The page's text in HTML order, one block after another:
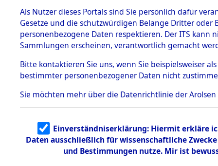
mente
5. Verschiedenes
5.3
Todesmärsche
5.3.1 Alliierte
Erhebungen
zu
Todesmärsch
en
5.3.2
Identifizierun
g
5.3.3
Todesmärsch
Branch -
0041
Als Nutzer dieses Portals sind Sie persönlich dafür
Gesetze und die schutzwürdigen Belange Dritter
personenbezogene Daten respektieren. Der ITS
Sammlungen erscheinen, verantwortlich gemacht
Bitte kontaktieren Sie uns, wenn Sie beispielsweiser
bestimmter personenbezogener Daten nicht
Sie möchten mehr über die Datenrichtlinie der Arolsen
Einverständniserklärung: Hiermit erkläre
Daten ausschließlich für wissenschaftliche
und Bestimmungen nutze. Mir ist